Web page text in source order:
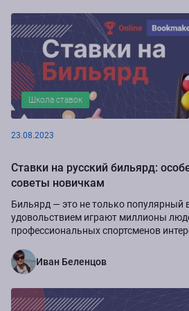
Школа ставок
23.08.2023
Ставки на русский бильярд:
советы новичкам
Бильярд ― это не только популярный
удовольствием играют миллионы
профессиональных спортсменов
Иван Беленцов